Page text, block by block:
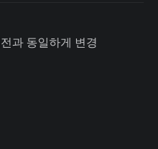
과 동일하게 변경